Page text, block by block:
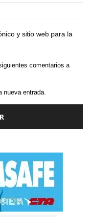
y sitio web para la
comentarios a
nueva entrada.